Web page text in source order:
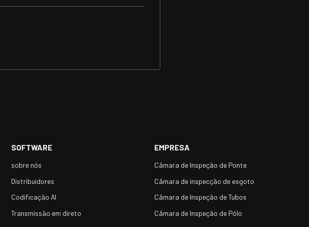
SOFTWARE
sobre nós
Distribuidores
Codificação AI
Transmissão em direto
EMPRESA
Câmara de Inspeção de Ponte
Câmara de inspecção de esgoto
Câmara de Inspeção de Tubos
Câmara de Inspeção de Pólo